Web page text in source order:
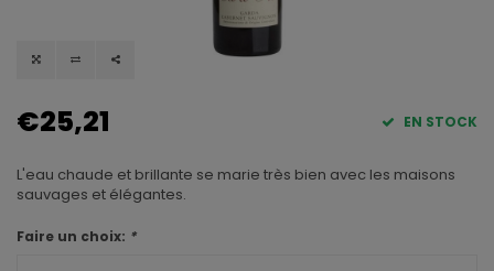
€25,21 EN STOCK
L'eau chaude et brillante se marie très bien avec les maisons
sauvages et élégantes.
Faire un choix: *